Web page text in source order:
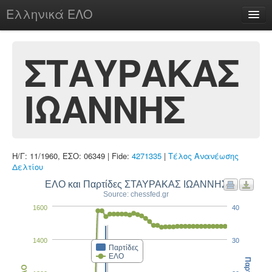
Ελληνικά ΕΛΟ
chesstu.be @ discord
Login
ΣΤΑΥΡΑΚΑΣ
ΙΩΑΝΝΗΣ
Η/Γ: 11/1960, ΕΣΟ: 06349 | Fide: 4271335 | Τέλος Ανανέωσης
Δελτίου
ΕΛΟ και Παρτίδες ΣΤΑΥΡΑΚΑΣ ΙΩΑΝΝΗΣ
Source: chessfed.gr
Παρτίδες
ΕΛΟ
1400
1600
30
40